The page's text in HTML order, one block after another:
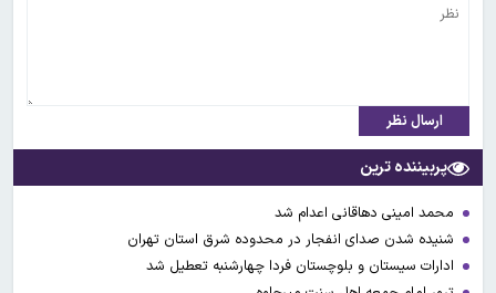
ارسال نظر
پربیننده ترین
محمد امینی دهاقانی اعدام شد
شنیده شدن صدای انفجار در محدوده شرق استان تهران
ادارات سیستان و بلوچستان فردا چهارشنبه تعطیل شد